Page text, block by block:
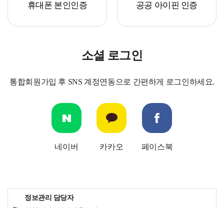
휴대폰 본인인증 공공 아이핀 인증
소셜 로그인
통합회원가입 후 SNS 계정연동으로 간편하게 로그인하세요.
네이버 카카오 페이스북
정보관리 담당자